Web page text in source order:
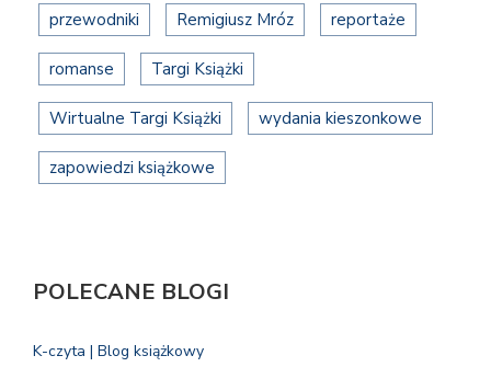
przewodniki Remigiusz Mróz reportaże
romanse Targi Książki
Wirtualne Targi Książki wydania kieszonkowe
zapowiedzi książkowe
POLECANE BLOGI
K-czyta | Blog książkowy